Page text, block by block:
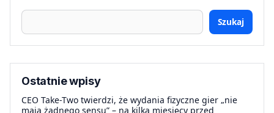
Szukaj
Ostatnie wpisy
CEO Take-Two twierdzi, że wydania fizyczne gier „nie
mają żadnego sensu” – na kilka miesięcy przed